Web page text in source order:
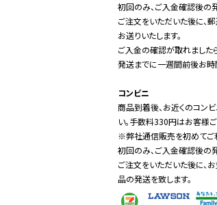
初回のみ、ご入金確認後の
ご注文をいただいた後に、
お送りいたします。
ご入金の確認が取れました
発送までに一週間前後お時
コンビニ
商品到着後、お近くのコン
い。手数料330円はお客様
※弊社通信販売を初めてご
初回のみ、ご入金確認後の
ご注文をいただいた後に、
品の発送を致します。